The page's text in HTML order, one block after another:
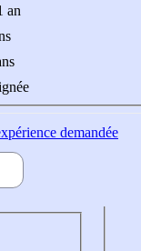
an
demandée